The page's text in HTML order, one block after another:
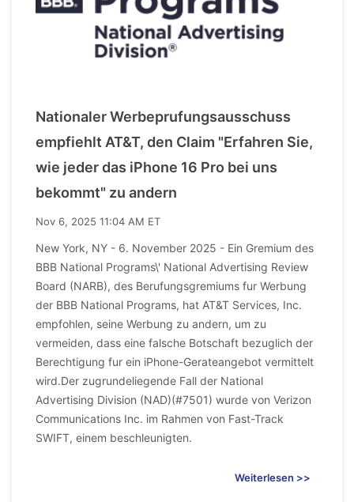
Nationaler Werbeprufungsausschuss
empfiehlt AT&T, den Claim "Erfahren Sie,
wie jeder das iPhone 16 Pro bei uns
bekommt" zu andern
Nov 6, 2025 11:04 AM ET
New York, NY - 6. November 2025 - Ein Gremium des
BBB National Programs\' National Advertising Review
Board (NARB), des Berufungsgremiums fur Werbung
der BBB National Programs, hat AT&T Services, Inc.
empfohlen, seine Werbung zu andern, um zu
vermeiden, dass eine falsche Botschaft bezuglich der
Berechtigung fur ein iPhone-Gerateangebot vermittelt
wird.Der zugrundeliegende Fall der National
Advertising Division (NAD)(#7501) wurde von Verizon
Communications Inc. im Rahmen von Fast-Track
SWIFT, einem beschleunigten.
Weiterlesen >>